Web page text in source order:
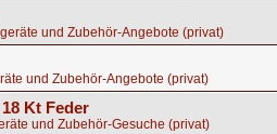
und Zubehör-Angebote (privat)
und Zubehör-Angebote (privat)
Kt Feder
und Zubehör-Gesuche (privat)